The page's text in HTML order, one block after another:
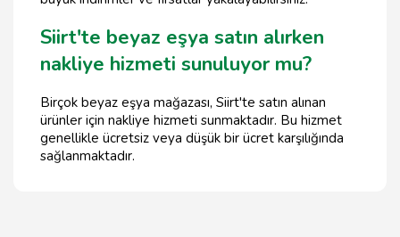
Siirt'te beyaz eşya satın alırken
nakliye hizmeti sunuluyor mu?
Birçok beyaz eşya mağazası, Siirt'te satın alınan
ürünler için nakliye hizmeti sunmaktadır. Bu hizmet
genellikle ücretsiz veya düşük bir ücret karşılığında
sağlanmaktadır.